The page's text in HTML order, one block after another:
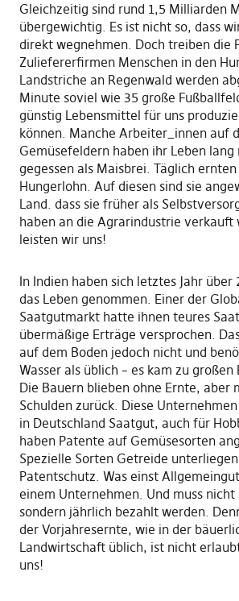
Gleichzeitig sind rund 1,5 Milliarden
übergewichtig. Es ist nicht so, dass
direkt wegnehmen. Doch treiben die
Zuliefererfirmen Menschen in den
Landstriche an Regenwald werden
Minute soviel wie 35 große
günstig Lebensmittel für uns
können. Manche Arbeiter_innen auf
Gemüsefeldern haben ihr Leben lang
gegessen als Maisbrei. Täglich
Hungerlohn. Auf diesen sind sie
Land. dass sie früher als
haben an die Agrarindustrie verkauft
leisten wir uns!
In Indien haben sich letztes Jahr
das Leben genommen. Einer der
Saatgutmarkt hatte ihnen teures
übermäßige Erträge versprochen.
auf dem Boden jedoch nicht und
Wasser als üblich – es kam zu
Die Bauern blieben ohne Ernte, aber
Schulden zurück. Diese
in Deutschland Saatgut, auch für
haben Patente auf Gemüsesorten
Spezielle Sorten Getreide
Patentschutz. Was einst
einem Unternehmen. Und muss
sondern jährlich bezahlt werden.
der Vorjahresernte, wie in der
Landwirtschaft üblich, ist nicht
uns!